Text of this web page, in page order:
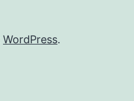
WordPress.